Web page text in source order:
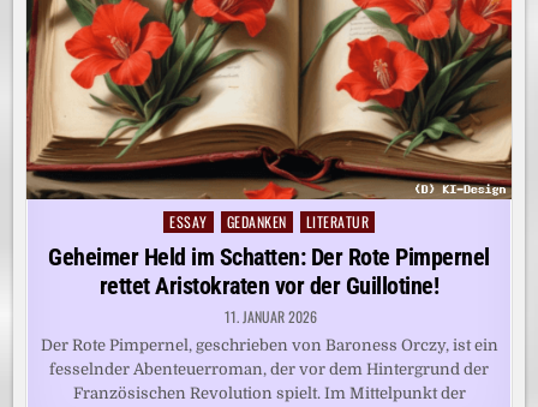
Posted
in
ESSAY GEDANKEN LITERATUR
Geheimer Held im Schatten: Der Rote Pimpernel
rettet Aristokraten vor der Guillotine!
11. JANUAR 2026
Der Rote Pimpernel, geschrieben von Baroness Orczy, ist ein
fesselnder Abenteuerroman, der vor dem Hintergrund der
Französischen Revolution spielt. Im Mittelpunkt der